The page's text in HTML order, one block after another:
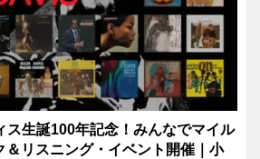
ス生誕100年記念！みんなでマイル
＆リスニング・イベント開催｜小